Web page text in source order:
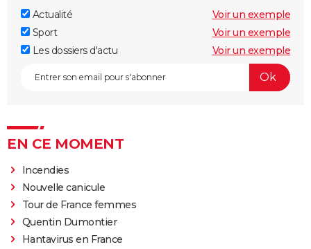
Actualité
Voir un exemple
Sport
Voir un exemple
Les dossiers d'actu
Voir un exemple
EN CE MOMENT
Incendies
Nouvelle canicule
Tour de France femmes
Quentin Dumontier
Hantavirus en France